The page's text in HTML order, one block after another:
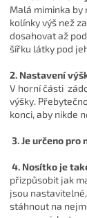
Malá miminka by
kolínky výš než
dosahovat až
šířku látky pod
2. Nastavení
V horní části
výšky.
konci, aby nikde
3. Je určeno pro
4. Nosítko je
přizpůsobit jak
jsou
stáhnout na